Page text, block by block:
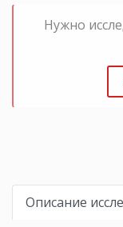
Нужно
Описание